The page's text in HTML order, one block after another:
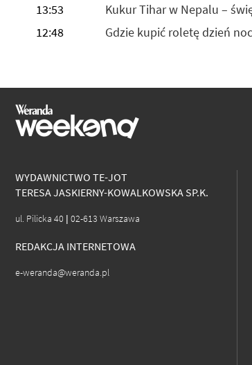
13:53
Kukur Tihar w Nepalu –
12:48
Gdzie kupić roletę dzień
WYDAWNICTWO TE-JOT
TERESA JASKIERNY-KOWALKOWSKA SP.K.
ul. Pilicka 40 | 02-613 Warszawa
REDAKCJA INTERNETOWA
e-weranda@weranda.pl